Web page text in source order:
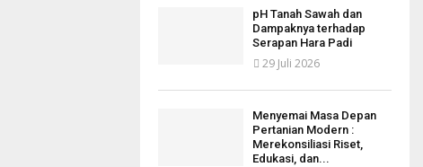
pH Tanah Sawah dan
Dampaknya terhadap
Serapan Hara Padi
29 Juli 2026
Menyemai Masa Depan
Pertanian Modern :
Merekonsiliasi Riset,
Edukasi, dan...